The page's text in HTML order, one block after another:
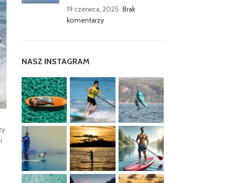
19 czerwca, 2025 Brak
komentarzy
NASZ INSTAGRAM